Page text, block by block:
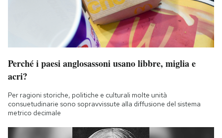
Perché i paesi anglosassoni usano libbre, miglia e
acri?
Per ragioni storiche, politiche e culturali molte unità
consuetudinarie sono sopravvissute alla diffusione del sistema
metrico decimale